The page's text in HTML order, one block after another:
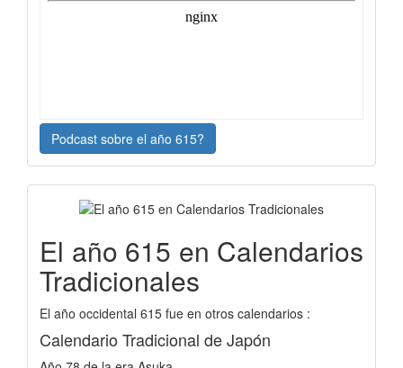
Podcast sobre el año 615?
El año 615 en Calendarios
Tradicionales
El año occidental 615 fue en otros calendarios :
Calendario Tradicional de Japón